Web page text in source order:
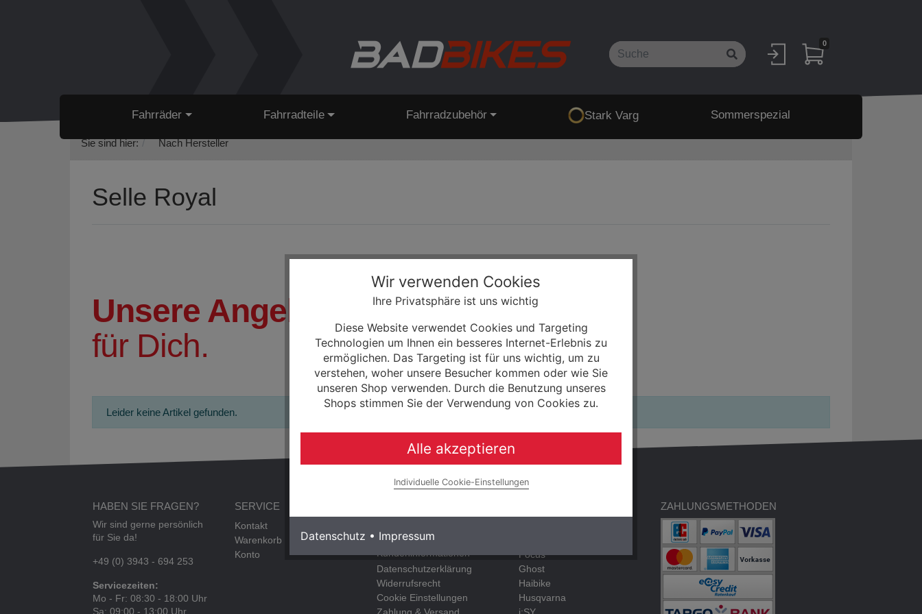
0
Fahrräder Fahrradteile Fahrradzubehör Stark Varg Sommerspezial
Sie sind hier: Nach Hersteller
Selle Royal
Unsere Angebote
für Dich.
Leider keine Artikel gefunden.
HABEN SIE FRAGEN?
Wir sind gerne persönlich
für Sie da!
+49 (0) 3943 - 694 253
Servicezeiten:
Mo - Fr: 08:30 - 18:00 Uhr
Sa: 09:00 - 13:00 Uhr
SERVICE
Kontakt
Warenkorb
Konto
AGB &
Kundeninformationen
Datenschutzerklärung
Widerrufsrecht
Cookie Einstellungen
Focus
Ghost
Haibike
Husqvarna
ZAHLUNGSMETHODEN
Wir verwenden Cookies
Ihre Privatsphäre ist uns wichtig
Diese Website verwendet Cookies und Targeting
Technologien um Ihnen ein besseres Internet-Erlebnis zu
ermöglichen. Das Targeting ist für uns wichtig, um zu
verstehen, woher unsere Besucher kommen oder wie Sie
unseren Shop verwenden. Durch die Benutzung unseres
Shops stimmen Sie der Verwendung von Cookies zu.
Alle akzeptieren
Individuelle Cookie-Einstellungen
Datenschutz • Impressum